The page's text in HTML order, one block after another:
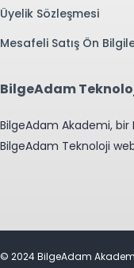
Üyelik Sözleşmesi
Mesafeli Satış Ön
BilgeAdam
BilgeAdam Akademi, bir
BilgeAdam Teknoloji
© 2024 BilgeAdam